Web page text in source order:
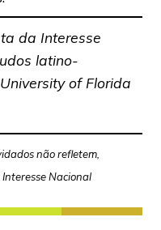
da Interesse
latino-
of Florida
não refletem,
Nacional